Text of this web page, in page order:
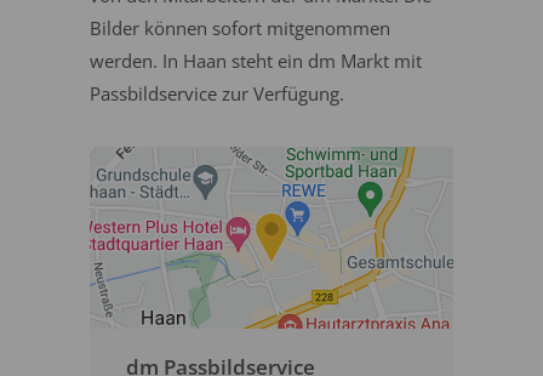
Bilder können sofort mitgenommen
werden. In Haan steht ein dm Markt mit
Passbildservice zur Verfügung.
dm Passbildservice